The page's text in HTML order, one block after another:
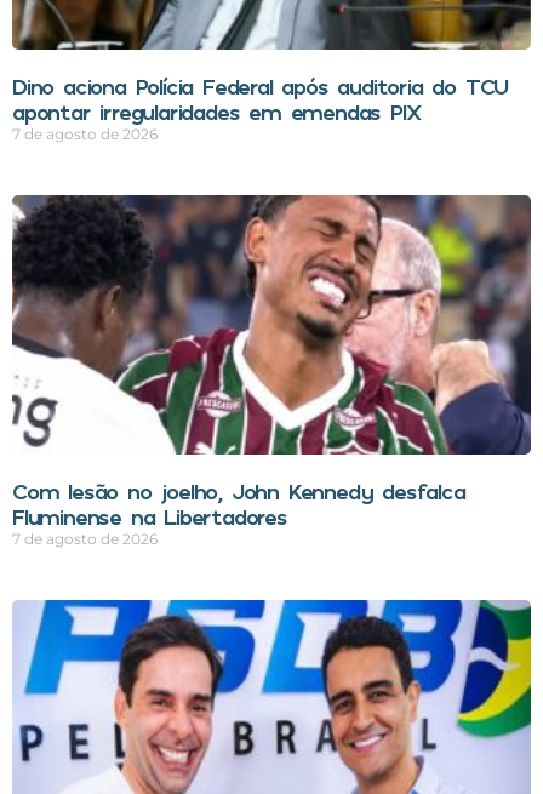
Dino aciona Polícia Federal após auditoria do TCU
apontar irregularidades em emendas PIX
7 de agosto de 2026
Com lesão no joelho, John Kennedy desfalca
Fluminense na Libertadores
7 de agosto de 2026